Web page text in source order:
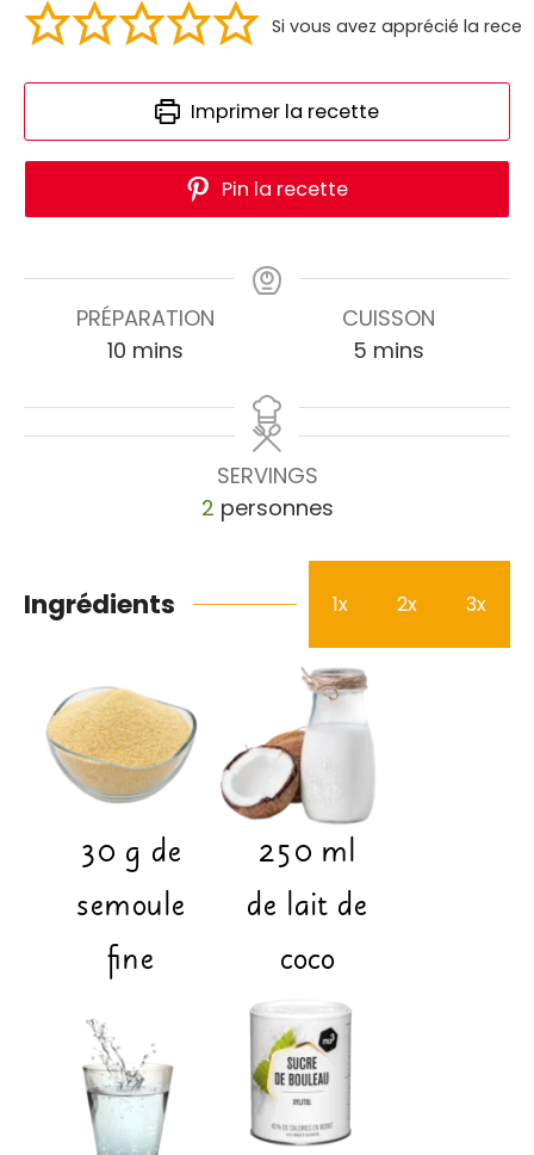
Si vous avez apprécié la
Imprimer la recette
Pin la recette
PRÉPARATION
10 mins
CUISSON
5 mins
SERVINGS
2 personnes
Ingrédients 1x 2x 3x
30 g de
semoule
fine
250 ml
de lait de
coco